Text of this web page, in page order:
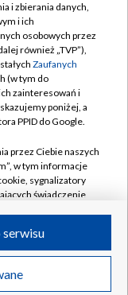
likwidacji
i zbierania danych,
i ich
osobowych przez
również „TVP”),
Zaufanych
(w tym do
zainteresowań i
poniżej, a
PPID do Google.
przez Ciebie naszych
w tym informacje
sygnalizatory
świadczenie
przez Ciebie
IP, identyfikatory